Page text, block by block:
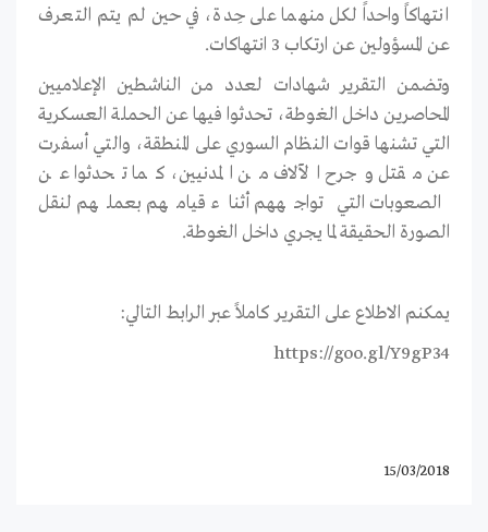
انتهاكاً واحداً لكل منهما على حِدة، في حين لم يتم التعرف
عن المسؤولين عن ارتكاب 3 انتهاكات.
وتضمن التقرير شهادات لعدد من الناشطين الإعلاميين
المحاصرين داخل الغوطة، تحدثوا فيها عن الحملة العسكرية
التي تشنها قوات النظام السوري على المنطقة، والتي أسفرت
عن مقتل وجرح الآلاف من المدنيين، كما تحدثوا عن
الصعوبات التي تواجههم أثناء قيامهم بعملهم لنقل
الصورة الحقيقة لما يجري داخل الغوطة.
يمكنم الاطلاع على التقرير كاملاً عبر الرابط التالي:
https://goo.gl/Y9gP34
15/03/2018